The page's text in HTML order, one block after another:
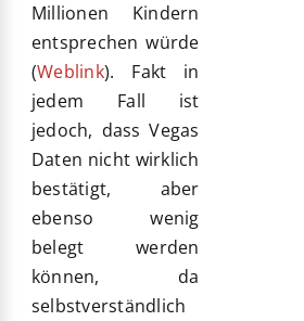
Millionen Kindern
entsprechen würde
(Weblink). Fakt in
jedem Fall ist
jedoch, dass Vegas
Daten nicht wirklich
bestätigt, aber
ebenso wenig
belegt werden
können, da
selbstverständlich